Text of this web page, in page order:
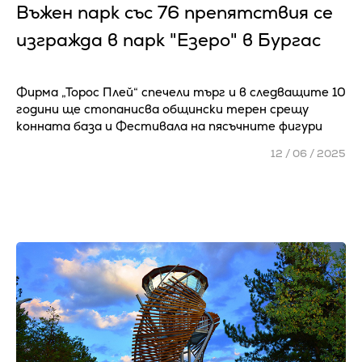
Въжен парк със 76 препятствия се
изгражда в парк "Езеро" в Бургас
Фирма „Торос Плей“ спечели търг и в следващите 10
години ще стопанисва общински терен срещу
конната база и Фестивала на пясъчните фигури
12 / 06 / 2025